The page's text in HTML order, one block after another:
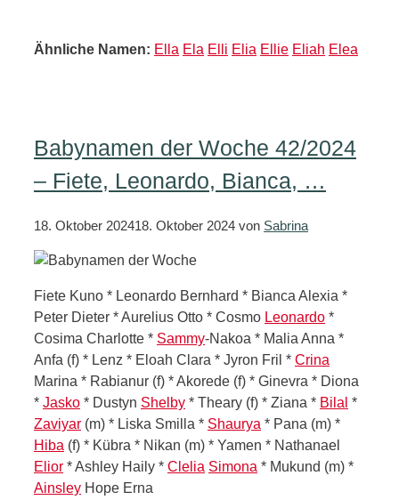
Ähnliche Namen: Ella Ela Elli Elia Ellie Eliah Elea
Babynamen der Woche 42/2024
– Fiete, Leonardo, Bianca, …
18. Oktober 202418. Oktober 2024 von Sabrina
Fiete Kuno * Leonardo Bernhard * Bianca Alexia *
Peter Dieter * Aurelius Otto * Cosmo Leonardo *
Cosima Charlotte * Sammy-Nakoa * Malia Anna *
Anfa (f) * Lenz * Eloah Clara * Jyron Fril * Crina
Marina * Rabianur (f) * Akorede (f) * Ginevra * Diona
* Jasko * Dustyn Shelby * Theary (f) * Ziana * Bilal *
Zaviyar (m) * Liska Smilla * Shaurya * Pana (m) *
Hiba (f) * Kübra * Nikan (m) * Yamen * Nathanael
Elior * Ashley Haily * Clelia Simona * Mukund (m) *
Ainsley Hope Erna